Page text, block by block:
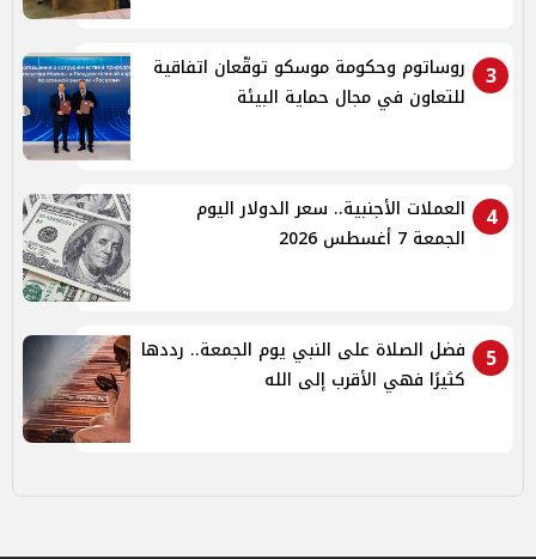
3
روساتوم وحكومة موسكو توقّعان اتفاقية
للتعاون في مجال حماية البيئة
4
العملات الأجنبية.. سعر الدولار اليوم
الجمعة 7 أغسطس 2026
5
فضل الصلاة على النبي يوم الجمعة.. رددها
كثيرًا فهي الأقرب إلى الله